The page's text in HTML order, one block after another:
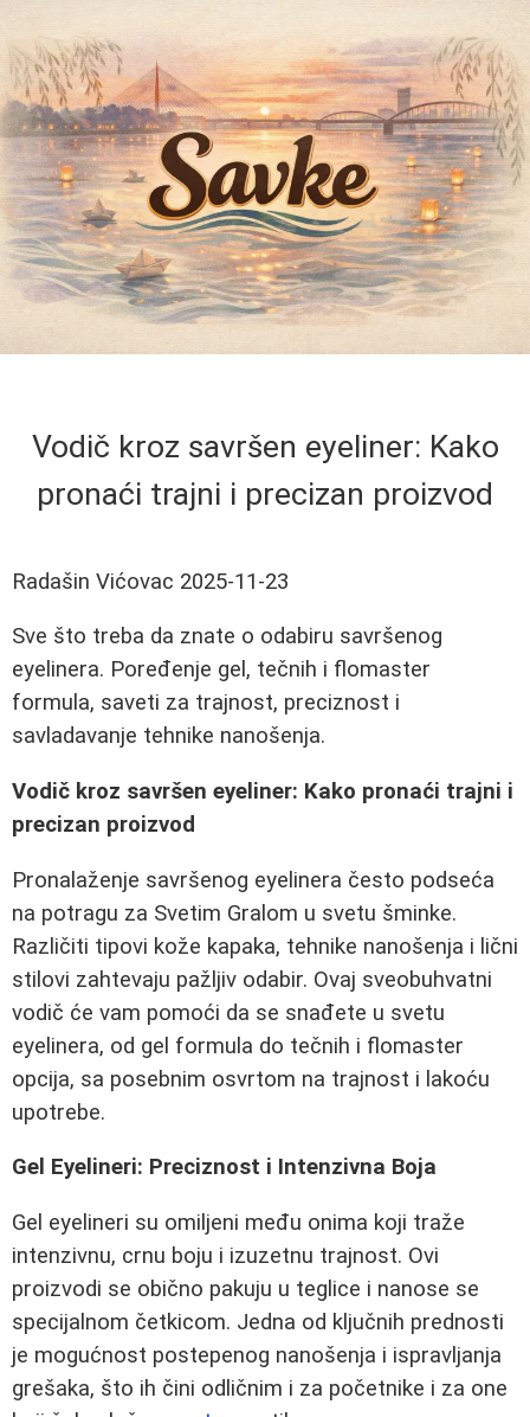
Vodič kroz savršen eyeliner: Kako
pronaći trajni i precizan proizvod
Radašin Vićovac 2025-11-23
Sve što treba da znate o odabiru savršenog
eyelinera. Poređenje gel, tečnih i flomaster
formula, saveti za trajnost, preciznost i
savladavanje tehnike nanošenja.
Vodič kroz savršen eyeliner: Kako pronaći trajni i
precizan proizvod
Pronalaženje savršenog eyelinera često podseća
na potragu za Svetim Gralom u svetu šminke.
Različiti tipovi kože kapaka, tehnike nanošenja i lični
stilovi zahtevaju pažljiv odabir. Ovaj sveobuhvatni
vodič će vam pomoći da se snađete u svetu
eyelinera, od gel formula do tečnih i flomaster
opcija, sa posebnim osvrtom na trajnost i lakoću
upotrebe.
Gel Eyelineri: Preciznost i Intenzivna Boja
Gel eyelineri su omiljeni među onima koji traže
intenzivnu, crnu boju i izuzetnu trajnost. Ovi
proizvodi se obično pakuju u teglice i nanose se
specijalnom četkicom. Jedna od ključnih prednosti
je mogućnost postepenog nanošenja i ispravljanja
grešaka, što ih čini odličnim i za početnike i za one